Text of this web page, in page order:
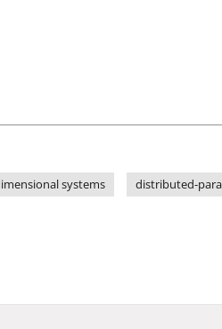
systems distributed-